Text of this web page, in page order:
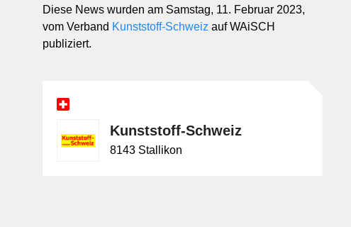
Diese News wurden am Samstag, 11. Februar 2023,
vom Verband Kunststoff-Schweiz auf WAiSCH
publiziert.
Kunststoff-Schweiz
8143 Stallikon